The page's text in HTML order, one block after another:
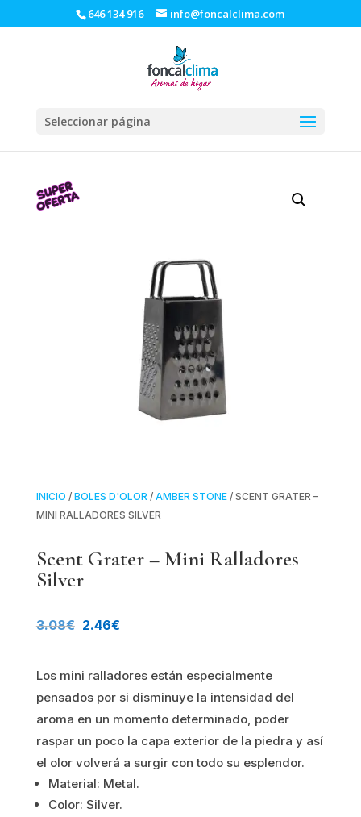
646 134 916 info@foncalclima.com
Seleccionar página
INICIO / BOLES D'OLOR/ AMBER STONE/ SCENT GRATER –
MINI RALLADORES SILVER
Scent Grater – Mini Ralladores
Silver
3.08€ El
original
era:
3.08€.
2.46€El
actual
es:
2.46€.
Los mini ralladores están especialmente
pensados por si disminuye la intensidad del
aroma en un momento determinado, poder
raspar un poco la capa exterior de la piedra y así
el olor volverá a surgir con todo su esplendor.
Material: Metal.
Color: Silver.